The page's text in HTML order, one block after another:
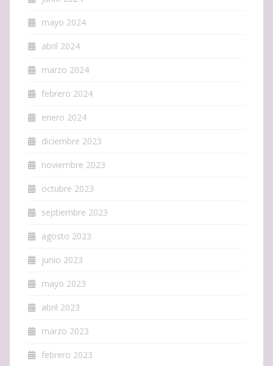
mayo 2024
abril 2024
marzo 2024
febrero 2024
enero 2024
diciembre 2023
noviembre 2023
octubre 2023
septiembre 2023
agosto 2023
junio 2023
mayo 2023
abril 2023
marzo 2023
febrero 2023